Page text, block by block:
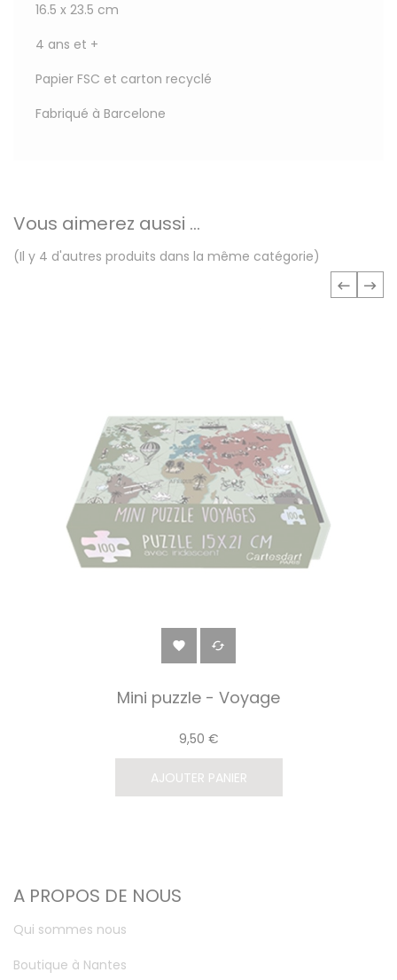
16.5 x 23.5 cm
4 ans et +
Papier FSC et carton recyclé
Fabriqué à Barcelone
Vous aimerez aussi ...
(Il y 4 d'autres produits dans la même catégorie)
 
Mini puzzle - Voyage
9,50 €
AJOUTER PANIER
A PROPOS DE NOUS
Qui sommes nous
Boutique à Nantes